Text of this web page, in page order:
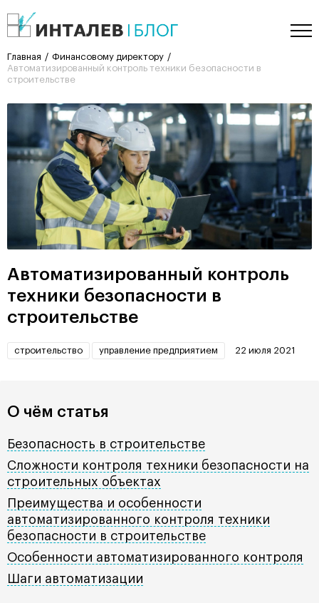
Главная
Финансовому директору
Автоматизированный контроль техники безопасности в
строительстве
Автоматизированный контроль
техники безопасности в
строительстве
строительство управление предприятием 22 июля 2021
О чём статья
Безопасность в строительстве
Сложности контроля техники безопасности на
строительных объектах
Преимущества и особенности
автоматизированного контроля техники
безопасности в строительстве
Особенности автоматизированного контроля
Шаги автоматизации